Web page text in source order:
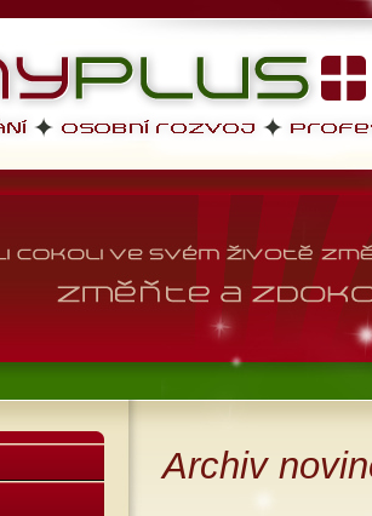
dovednosti, osobní
Archiv